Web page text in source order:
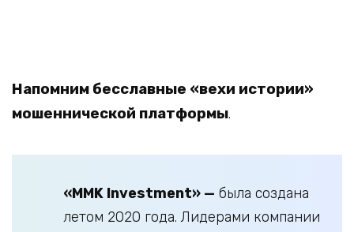
Напомним бесславные «вехи истории»
мошеннической платформы.
«MMK Investment» — была создана
летом 2020 года. Лидерами компании